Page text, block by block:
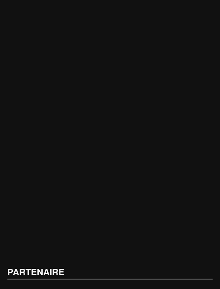
PARTENAIRE